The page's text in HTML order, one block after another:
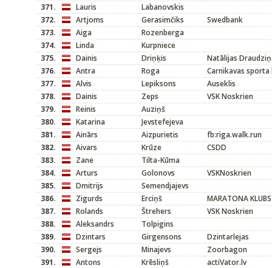
371.
Lauris
Labanovskis
372.
Artjoms Gerasimčiks
Swedbank
373.
Aiga
Rozenberga
374.
Linda
Kurpniece
375.
Dainis Driņķis
Natālijas
376.
Antra Roga
Carnikavas sporta
377.
Alvis Lepiksons
Auseklis
378.
Dainis Zeps
VSK Noskrien
379.
Reinis
Auziņš
380.
Katarina
Jevstefejeva
381.
Ainārs Aizpurietis
fb:riga.walk.run
382.
Aivars Krūze
CSDD
383.
Zane
Tilta-Kūma
384.
Arturs Golonovs
VSKNoskrien
385.
Dmitrijs
Semendjajevs
386.
Zigurds Erciņš
MARATONA KLUBS
387.
Rolands Štrehers
VSK Noskrien
388.
Aleksandrs
Tolpigins
389.
Dzintars Girgensons
Dzintarlejas
390.
Sergejs Minajevs
Zoorbagon
391.
Antons Krēsliņš
actiVator.lv